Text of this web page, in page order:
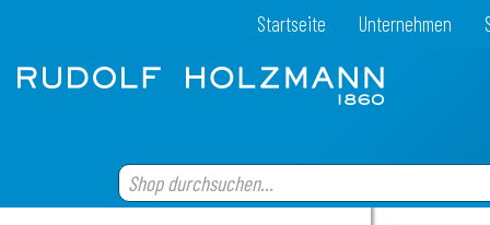
Startseite Unternehmen